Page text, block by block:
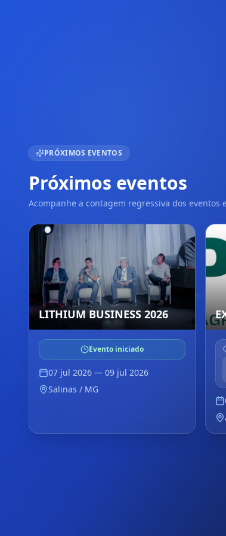
PRÓXIMOS EVENTOS
Próximos eventos
Acompanhe a contagem regressiva dos eventos
LITHIUM BUSINESS 2026
Evento iniciado
07 jul 2026 — 09 jul 2026
Salinas / MG